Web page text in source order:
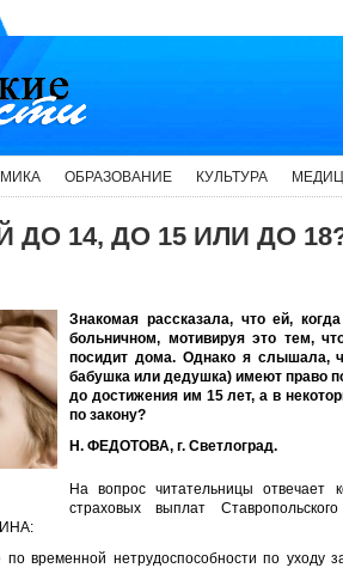
ОБРАЗОВАНИЕ КУЛЬТУРА
14, ДО 15 ИЛИ ДО
Знакомая рассказала, что ей,
больничном, мотивируя это тем,
посидит дома. Однако я слышала,
бабушка или дедушка) имеют право
до достижения им 15 лет, а в
по закону?
Н. ФЕДОТОВА, г. Светлоград.
На вопрос читательницы отвечает
страховых выплат
по временной нетрудоспособности по